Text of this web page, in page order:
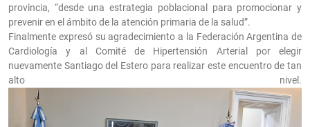
provincia, “desde una estrategia poblacional para promocionar y
prevenir en el ámbito de la atención primaria de la salud”.
Finalmente expresó su agradecimiento a la Federación Argentina de
Cardiología y al Comité de Hipertensión Arterial por elegir
nuevamente Santiago del Estero para realizar este encuentro de tan
alto nivel.